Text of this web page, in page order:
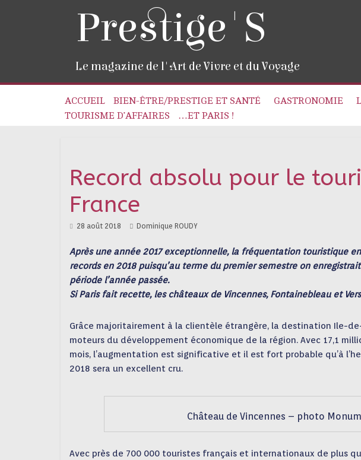
Prestige'S
Le magazine de l'Art de Vivre et du Voyage
ACCUEIL BIEN-ÊTRE/PRESTIGE ET SANTÉ GASTRONOMIE
TOURISME D’AFFAIRES
…ET PARIS !
Record absolu pour le
France
28 août 2018 Dominique ROUDY
Après une année 2017 exceptionnelle, la fréquentation touristique
records en 2018 puisqu’au terme du premier semestre on
période l’année passée.
Si Paris fait recette, les châteaux de Vincennes, Fontainebleau et
Grâce majoritairement à la clientèle étrangère, la destination Ile-
moteurs du développement économique de la région. Avec 17,1
mois, l’augmentation est significative et il est fort probable qu’à
2018 sera un excellent cru.
Château de Vincennes – photo
Avec près de 700 000 touristes français et internationaux de plus